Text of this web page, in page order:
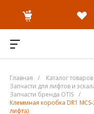
Главная / Каталог товаров
Запчасти для лифтов и
Запчасти бренда OTIS /
Клеммная коробка DR1
лифта)